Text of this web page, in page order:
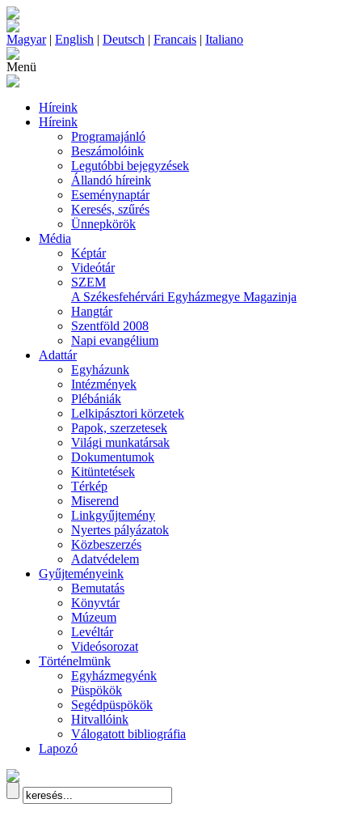
Magyar| English | Deutsch | Francais | Italiano
Menü
Híreink
Híreink
Programajánló
Beszámolóink
Legutóbbi bejegyzések
Állandó híreink
Eseménynaptár
Keresés, szűrés
Ünnepkörök
Média
Képtár
Videótár
SZEM
A Székesfehérvári Egyházmegye Magazinja
Hangtár
Szentföld 2008
Napi evangélium
Adattár
Egyházunk
Intézmények
Plébániák
Lelkipásztori körzetek
Papok, szerzetesek
Világi munkatársak
Dokumentumok
Kitüntetések
Térkép
Miserend
Linkgyűjtemény
Nyertes pályázatok
Közbeszerzés
Adatvédelem
Gyűjteményeink
Bemutatás
Könyvtár
Múzeum
Levéltár
Videósorozat
Történelmünk
Egyházmegyénk
Püspökök
Segédpüspökök
Hitvallóink
Válogatott bibliográfia
Lapozó